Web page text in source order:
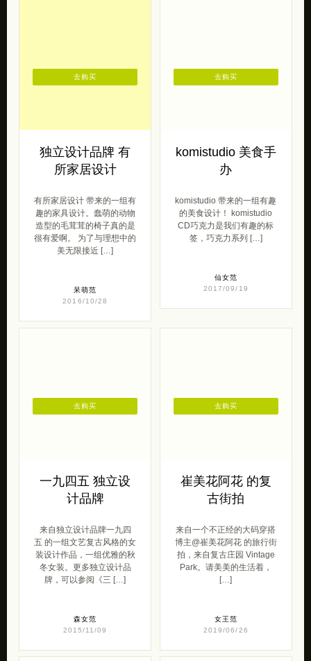
独立设计品牌 有
所家居设计
有所家居设计 带来的一组有
趣的家具设计。蠢萌的动物
造型的毛茸茸的椅子真的是
很有爱啊。 为了与理想中的
美无限接近 […]
呆萌范
2016/10/28
去购买
komistudio 美食手
办
komistudio 带来的一组有趣
的美食设计！ komistudio
CD巧克力是我们有趣的标
签，巧克力系列 […]
仙女范
2017/09/19
去购买
一九四五 独立设
计品牌
来自独立设计品牌一九四
五 的一组文艺复古风格的女
装设计作品，一组优雅的秋
冬女装。更多独立设计品
牌，可以参阅《三 […]
森女范
2015/11/09
去购买
崔美花阿花 的复
古街拍
来自一个不正经的大码穿搭
博主@崔美花阿花 的旅行街
拍，来自复古庄园 Vintage
Park。请美美的生活着，
[…]
女王范
2019/06/26
去购买